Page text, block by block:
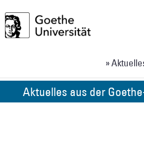
»
Aktuelles aus der